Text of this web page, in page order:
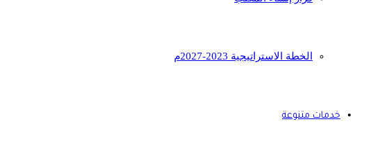
الخطة الاستراتيجية 2023-2027م
خدمات متنوعة